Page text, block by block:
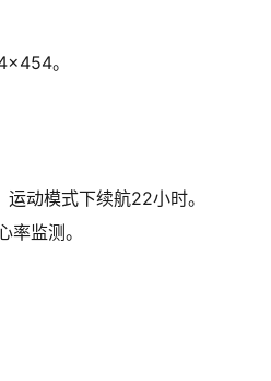
。
动模式下续航22小时。
率监测。